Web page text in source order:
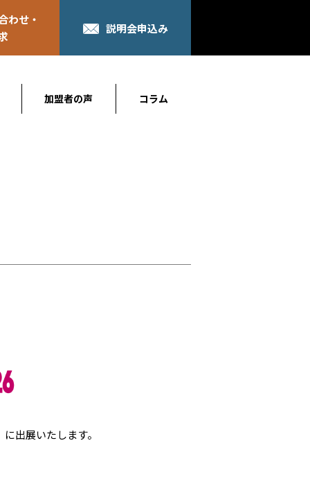
わせ・
説明会申込み
加盟者の声 コラム
出展いたします。